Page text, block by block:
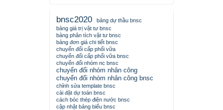
bnsc2020
bảng dự thầu bnsc
bảng giá trị vật tư bnsc
bảng phân tích vật tư bnsc
bảng đơn giá chi tiết bnsc
chuyển đổi cấp phối vữa
chuyển đổi cấp phối vữa bnsc
chuyển đổi nhóm nc bnsc
chuyển đổi nhóm nhân công
chuyển đổi nhóm nhân công bnsc
chỉnh sửa template bnsc
cài đặt dự toán bnsc
cách bóc thép điện nước bnsc
cập nhật bảng biểu bnsc